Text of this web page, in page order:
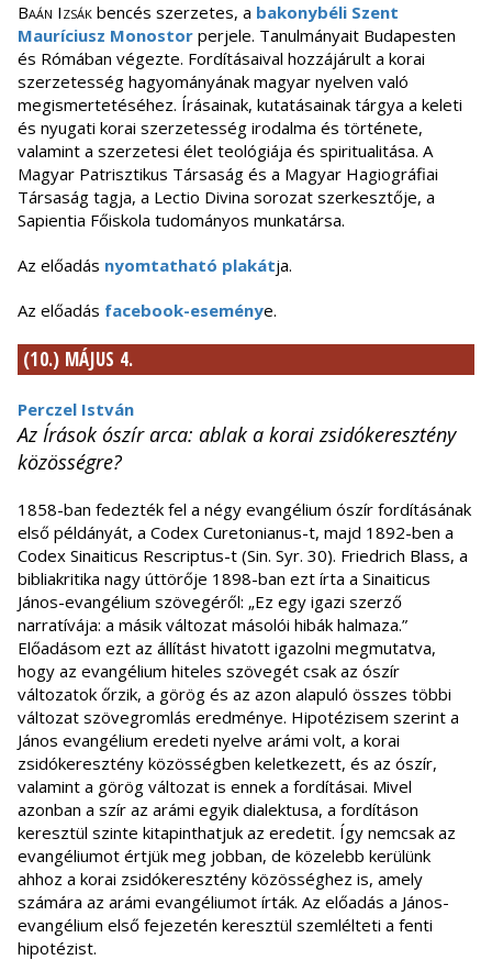
Baán Izsák bencés szerzetes, a bakonybéli Szent
Mauríciusz Monostor perjele. Tanulmányait Budapesten
és Rómában végezte. Fordításaival hozzájárult a korai
szerzetesség hagyományának magyar nyelven való
megismertetéséhez. Írásainak, kutatásainak tárgya a keleti
és nyugati korai szerzetesség irodalma és története,
valamint a szerzetesi élet teológiája és spiritualitása. A
Magyar Patrisztikus Társaság és a Magyar Hagiográfiai
Társaság tagja, a Lectio Divina sorozat szerkesztője, a
Sapientia Főiskola tudományos munkatársa.
Az előadás nyomtatható plakátja.
Az előadás facebook-eseménye.
(10.) MÁJUS 4.
Perczel István
Az Írások ószír arca: ablak a korai zsidókeresztény
közösségre?
1858-ban fedezték fel a négy evangélium ószír fordításának
első példányát, a Codex Curetonianus-t, majd 1892-ben a
Codex Sinaiticus Rescriptus-t (Sin. Syr. 30). Friedrich Blass, a
bibliakritika nagy úttörője 1898-ban ezt írta a Sinaiticus
János-evangélium szövegéről: „Ez egy igazi szerző
narratívája: a másik változat másolói hibák halmaza.”
Előadásom ezt az állítást hivatott igazolni megmutatva,
hogy az evangélium hiteles szövegét csak az ószír
változatok őrzik, a görög és az azon alapuló összes többi
változat szövegromlás eredménye. Hipotézisem szerint a
János evangélium eredeti nyelve arámi volt, a korai
zsidókeresztény közösségben keletkezett, és az ószír,
valamint a görög változat is ennek a fordításai. Mivel
azonban a szír az arámi egyik dialektusa, a fordításon
keresztül szinte kitapinthatjuk az eredetit. Így nemcsak az
evangéliumot értjük meg jobban, de közelebb kerülünk
ahhoz a korai zsidókeresztény közösséghez is, amely
számára az arámi evangéliumot írták. Az előadás a János-
evangélium első fejezetén keresztül szemlélteti a fenti
hipotézist.